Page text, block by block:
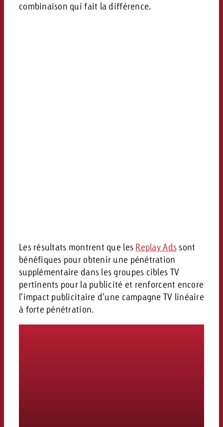
combinaison qui fait la différence.
Les résultats montrent que les Replay Adssont
bénéfiques pour obtenir une pénétration
supplémentaire dans les groupes cibles TV
pertinents pour la publicité et renforcent encore
l’impact publicitaire d’une campagne TV linéaire
à forte pénétration.